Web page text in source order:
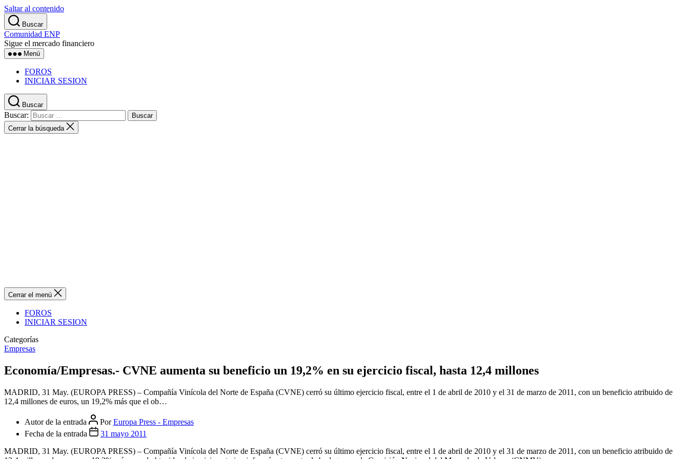
Saltar al contenido
Buscar
Comunidad ENP
Sigue el mercado financiero
Menú
FOROS
INICIAR SESION
Buscar
Buscar:
Cerrar la búsqueda
Cerrar el menú
FOROS
INICIAR SESION
Categorías
Empresas
Economía/Empresas.- CVNE aumenta su beneficio un 19,2% en su ejercicio fiscal, hasta 12,4 millones
MADRID, 31 May. (EUROPA PRESS) – Compañía Vinícola del Norte de España (CVNE) cerró su último ejercicio fiscal, entre el 1 de abril de 2010 y el 31 de marzo de 2011, con un beneficio atribuido de
12,4 millones de euros, un 19,2% más que el ob…
Autor de la entrada PorEuropa Press - Empresas
Fecha de la entrada
31 mayo 2011
MADRID, 31 May. (EUROPA PRESS) – Compañía Vinícola del Norte de España (CVNE) cerró su último ejercicio fiscal, entre el 1 de abril de 2010 y el 31 de marzo de 2011, con un beneficio atribuido de